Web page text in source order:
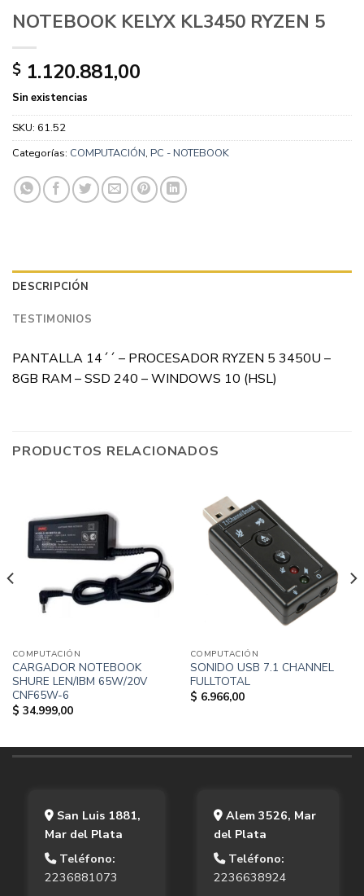
NOTEBOOK KELYX KL3450 RYZEN 5
$ 1.120.881,00
Sin existencias
SKU: 61.52
Categorías: COMPUTACIÓN, PC - NOTEBOOK
DESCRIPCIÓN
TESTIMONIOS
PANTALLA 14´´ – PROCESADOR RYZEN 5 3450U –
8GB RAM – SSD 240 – WINDOWS 10 (HSL)
PRODUCTOS RELACIONADOS
COMPUTACIÓN
CARGADOR NOTEBOOK
SHURE LEN/IBM 65W/20V
CNF65W-6
$ 34.999,00
COMPUTACIÓN
SONIDO USB 7.1 CHANNEL
FULLTOTAL
$ 6.966,00
San Luis 1881,
Mar del Plata
Teléfono:
2236881073
Alem 3526, Mar
del Plata
Teléfono:
2236638924